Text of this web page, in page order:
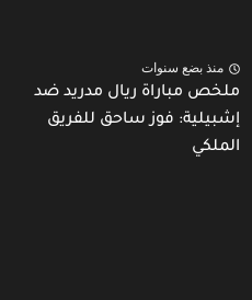
منذ بضع سنوات
ملخص مباراة ريال مدريد ضد
إشبيلية: فوز ساحق للفريق
الملكي